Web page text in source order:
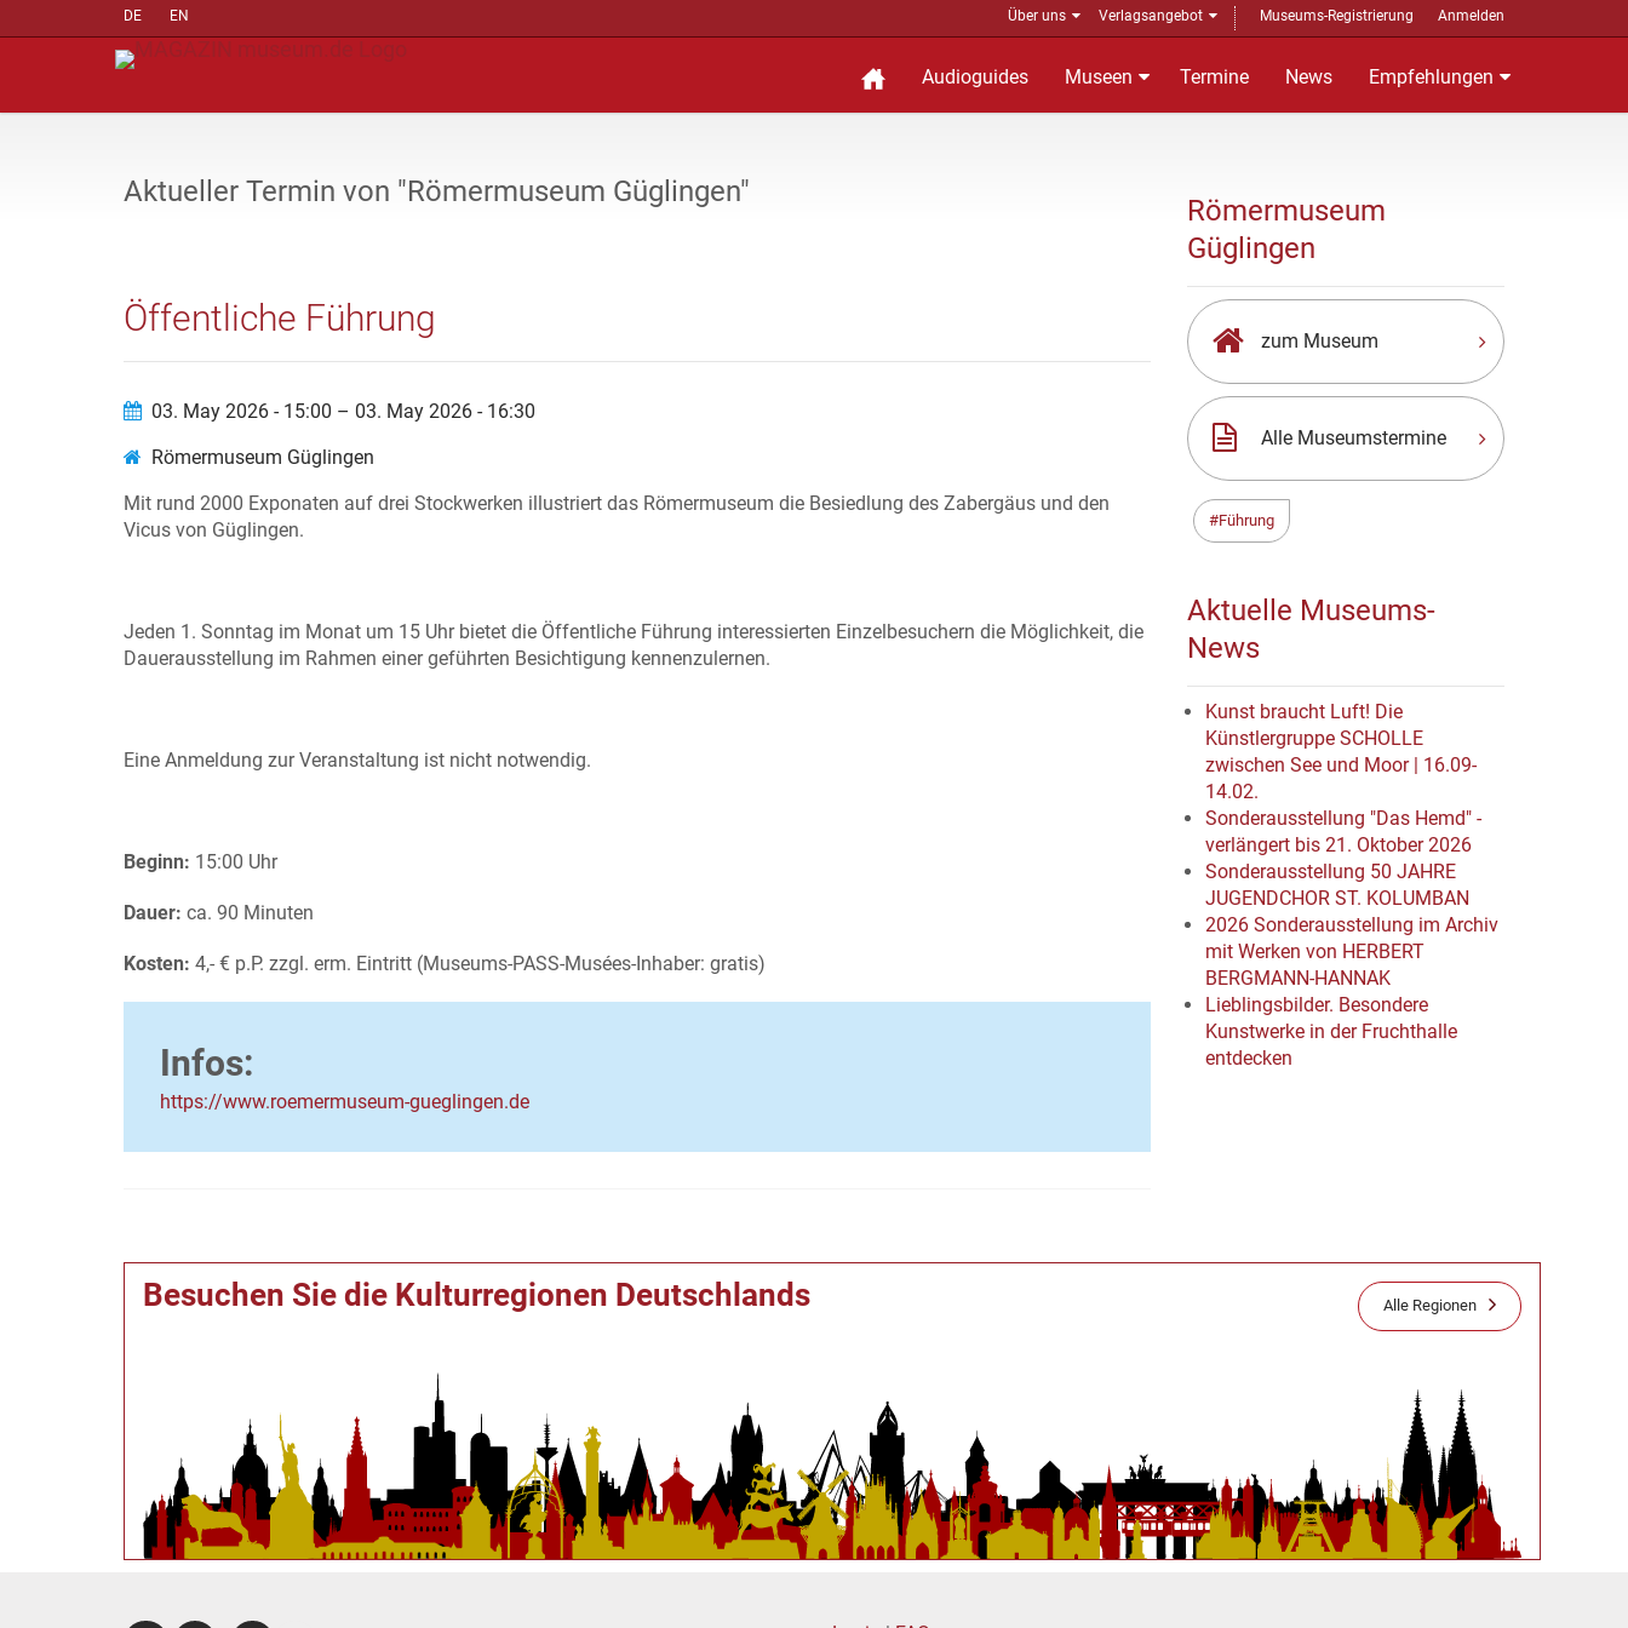
DE EN Über uns Verlagsangebot Museums-Registrierung Anmelden
Audioguides Museen Termine News Empfehlungen
Aktueller Termin von "Römermuseum Güglingen"
Öffentliche Führung
03. May 2026 - 15:00 – 03. May 2026 - 16:30
Römermuseum Güglingen
Mit rund 2000 Exponaten auf drei Stockwerken illustriert das Römermuseum die Besiedlung des Zabergäus und den
Vicus von Güglingen.
Jeden 1. Sonntag im Monat um 15 Uhr bietet die Öffentliche Führung interessierten Einzelbesuchern die Möglichkeit, die
Dauerausstellung im Rahmen einer geführten Besichtigung kennenzulernen.
Eine Anmeldung zur Veranstaltung ist nicht notwendig.
Beginn: 15:00 Uhr
Dauer: ca. 90 Minuten
Kosten: 4,- € p.P. zzgl. erm. Eintritt (Museums-PASS-Musées-Inhaber: gratis)
Infos:
https://www.roemermuseum-gueglingen.de
Besuchen Sie die Kulturregionen Deutschlands Alle Regionen
Römermuseum
Güglingen
zum Museum
Alle Museumstermine
Führung
Aktuelle Museums-
News
Kunst braucht Luft! Die
Künstlergruppe SCHOLLE
zwischen See und Moor | 16.09-
14.02.
Sonderausstellung "Das Hemd" -
verlängert bis 21. Oktober 2026
Sonderausstellung 50 JAHRE
JUGENDCHOR ST. KOLUMBAN
2026 Sonderausstellung im Archiv
mit Werken von HERBERT
BERGMANN-HANNAK
Lieblingsbilder. Besondere
Kunstwerke in der Fruchthalle
entdecken